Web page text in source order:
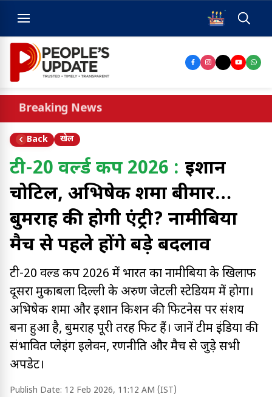
Breaking News
Back खेल
टी-20 वर्ल्ड कप 2026 : ईशान
चोटिल, अभिषेक शर्मा बीमार…
बुमराह की होगी एंट्री? नामीबिया
मैच से पहले होंगे बड़े बदलाव
टी-20 वर्ल्ड कप 2026 में भारत का नामीबिया के खिलाफ
दूसरा मुकाबला दिल्ली के अरुण जेटली स्टेडियम में होगा।
अभिषेक शर्मा और ईशान किशन की फिटनेस पर संशय
बना हुआ है, बुमराह पूरी तरह फिट हैं। जानें टीम इंडिया की
संभावित प्लेइंग इलेवन, रणनीति और मैच से जुड़े सभी
अपडेट।
Publish Date: 12 Feb 2026, 11:12 AM (IST)